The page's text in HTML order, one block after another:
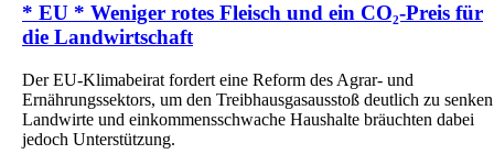
* EU * Weniger rotes Fleisch und ein CO₂‑Preis für
die Landwirtschaft
Der EU-Klimabeirat fordert eine Reform des Agrar- und
Ernährungssektors, um den Treibhausgasausstoß deutlich zu
Landwirte und einkommensschwache Haushalte bräuchten dabei
jedoch Unterstützung.